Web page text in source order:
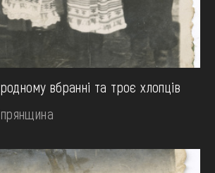
вбранні та троє хлопців